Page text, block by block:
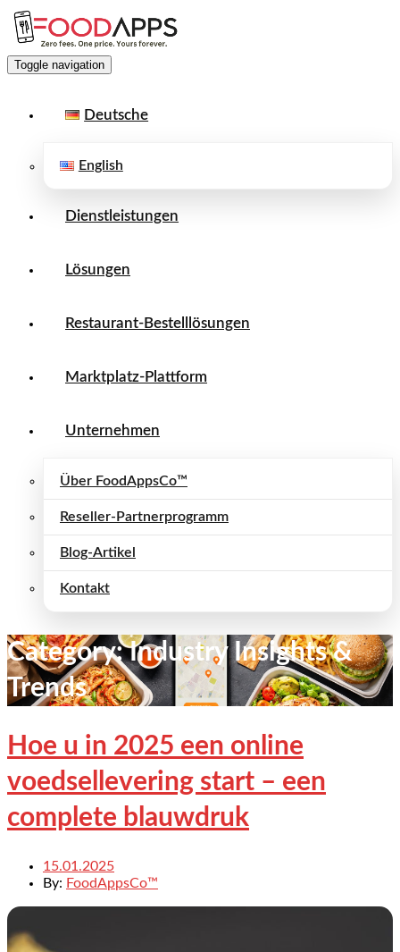
Toggle navigation
Deutsche
English
Dienstleistungen
Lösungen
Restaurant-Bestelllösungen
Marktplatz-Plattform
Unternehmen
Über FoodAppsCo™
Reseller-Partnerprogramm
Blog-Artikel
Kontakt
Category: Industry Insights &
Trends
Hoe u in 2025 een online
voedsellevering start – een
complete blauwdruk
15.01.2025
By: FoodAppsCo™